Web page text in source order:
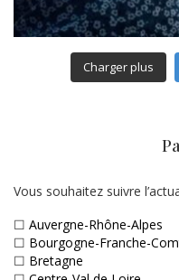
Charger plus
Vous souhaitez suivre
☐ Auvergne-Rhône-Alpes
☐ Bourgogne-Franche-
☐ Bretagne